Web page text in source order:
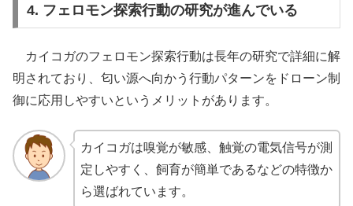
4. フェロモン探索行動の研究が進んでいる
カイコガのフェロモン探索行動は長年の研究で詳細に解
明されており、匂い源へ向かう行動パターンをドローン制
御に応用しやすいというメリットがあります。
カイコガは嗅覚が敏感、触覚の電気信号が測
定しやすく、飼育が簡単であるなどの特徴か
ら選ばれています。